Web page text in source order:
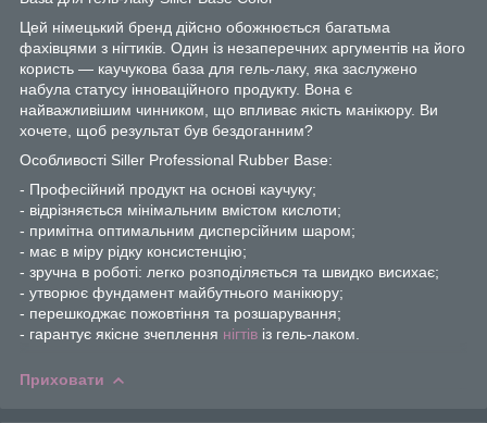
Цей німецький бренд дійсно обожнюється багатьма
фахівцями з нігтиків. Один із незаперечних аргументів на його
користь — каучукова база для гель-лаку, яка заслужено
набула статусу інноваційного продукту. Вона є
найважливішим чинником, що впливає якість манікюру. Ви
хочете, щоб результат був бездоганним?
Особливості Siller Professional Rubber Base:
- Професійний продукт на основі каучуку;
- відрізняється мінімальним вмістом кислоти;
- примітна оптимальним дисперсійним шаром;
- має в міру рідку консистенцію;
- зручна в роботі: легко розподіляється та швидко висихає;
- утворює фундамент майбутнього манікюру;
- перешкоджає пожовтіння та розшарування;
- гарантує якісне зчеплення нігтів із гель-лаком.
Приховати